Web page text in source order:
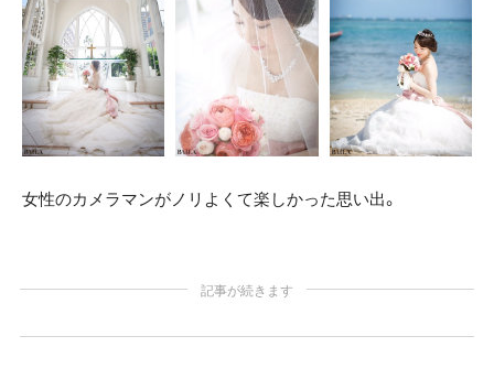
女性のカメラマンがノリよくて楽しかった思い出。
記事が続きます